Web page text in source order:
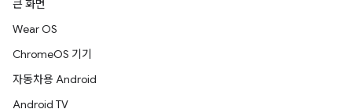
큰 화면
Wear OS
ChromeOS 기기
자동차용 Android
Android TV